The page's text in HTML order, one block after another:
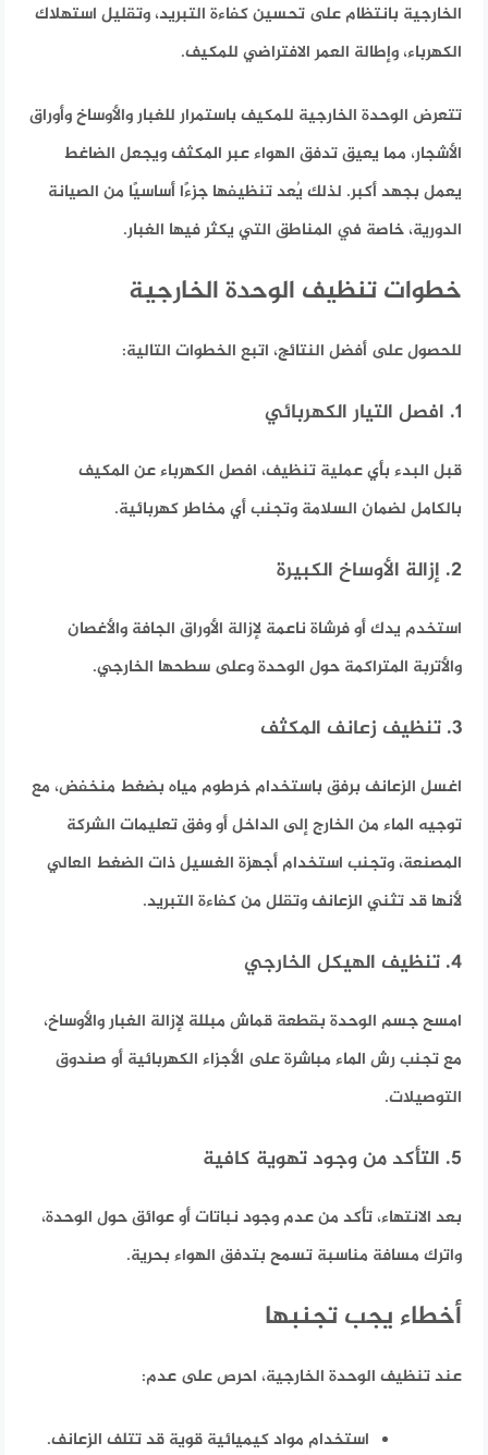
الخارجية بانتظام على تحسين كفاءة التبريد، وتقليل استهلاك
الكهرباء، وإطالة العمر الافتراضي للمكيف.
تتعرض الوحدة الخارجية للمكيف باستمرار للغبار والأوساخ وأوراق
الأشجار، مما يعيق تدفق الهواء عبر المكثف ويجعل الضاغط
يعمل بجهد أكبر. لذلك يُعد تنظيفها جزءًا أساسيًا من الصيانة
الدورية، خاصة في المناطق التي يكثر فيها الغبار.
خطوات تنظيف الوحدة الخارجية
للحصول على أفضل النتائج، اتبع الخطوات التالية:
1. افصل التيار الكهربائي
قبل البدء بأي عملية تنظيف، افصل الكهرباء عن المكيف
بالكامل لضمان السلامة وتجنب أي مخاطر كهربائية.
2. إزالة الأوساخ الكبيرة
استخدم يدك أو فرشاة ناعمة لإزالة الأوراق الجافة والأغصان
والأتربة المتراكمة حول الوحدة وعلى سطحها الخارجي.
3. تنظيف زعانف المكثف
اغسل الزعانف برفق باستخدام خرطوم مياه بضغط منخفض، مع
توجيه الماء من الخارج إلى الداخل أو وفق تعليمات الشركة
المصنعة، وتجنب استخدام أجهزة الغسيل ذات الضغط العالي
لأنها قد تثني الزعانف وتقلل من كفاءة التبريد.
4. تنظيف الهيكل الخارجي
امسح جسم الوحدة بقطعة قماش مبللة لإزالة الغبار والأوساخ،
مع تجنب رش الماء مباشرة على الأجزاء الكهربائية أو صندوق
التوصيلات.
5. التأكد من وجود تهوية كافية
بعد الانتهاء، تأكد من عدم وجود نباتات أو عوائق حول الوحدة،
واترك مسافة مناسبة تسمح بتدفق الهواء بحرية.
أخطاء يجب تجنبها
عند تنظيف الوحدة الخارجية، احرص على عدم:
استخدام مواد كيميائية قوية قد تتلف الزعانف.